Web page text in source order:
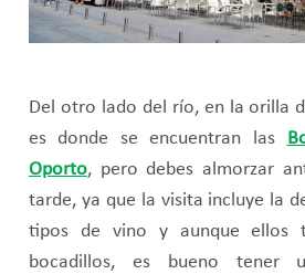
Del otro lado del río, en la orilla
es donde se encuentran las
Oporto, pero debes almorzar
tarde, ya que la visita incluye la
tipos de vino y aunque ellos
bocadillos, es bueno tener